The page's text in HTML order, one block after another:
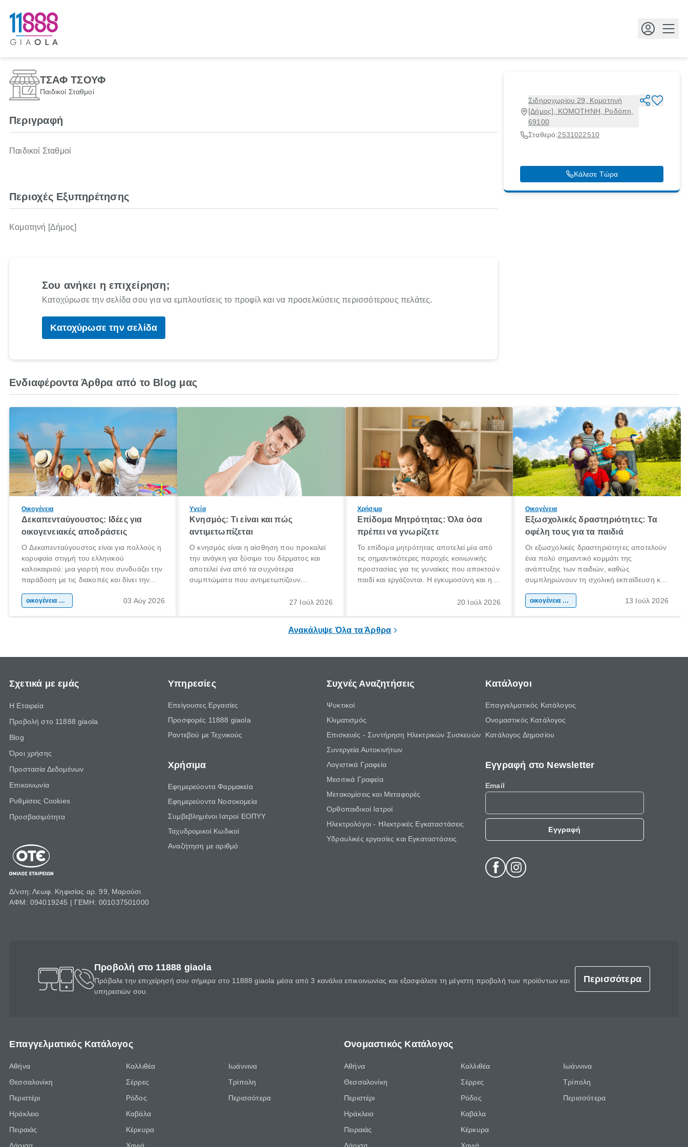
ΤΣΑΦ ΤΣΟΥΦ
Παιδικοί Σταθμοί
Σιδηροχωρίου 29, Κομοτηνή
[Δήμος], ΚΟΜΟΤΗΝΗ, Ροδόπη,
69100
Σταθερό:2531022510
Κάλεσε Τώρα
Περιγραφή
Παιδικοί Σταθμοί
Περιοχές Εξυπηρέτησης
Κομοτηνή [Δήμος]
Σου ανήκει η επιχείρηση;
Κατοχύρωσε την σελίδα σου για να εμπλουτίσεις το προφίλ και να προσελκύσεις περισσότερους πελάτες.
Κατοχύρωσε την σελίδα
Ενδιαφέροντα Άρθρα από το Blog μας
Οικογένεια
Δεκαπενταύγουστος: Ιδέες για
οικογενειακές αποδράσεις
Ο Δεκαπενταύγουστος είναι για πολλούς η
κορυφαία στιγμή του ελληνικού
καλοκαιριού: μια γιορτή που συνδυάζει την
παράδοση με τις διακοπές και δίνει την
χώρας. Είτε πρόκειται για λίγες μέρες
οικογένεια & παιδί 03 Αύγ 2026
Υγεία
Κνησμός: Τι είναι και πώς
αντιμετωπίζεται
Ο κνησμός είναι η αίσθηση που προκαλεί
την ανάγκη για ξύσιμο του δέρματος και
αποτελεί ένα από τα συχνότερα
συμπτώματα που αντιμετωπίζουν
πληροφορίες για το «κνησμός τι είναι»,
27 Ιούλ 2026
Χρήσιμα
Επίδομα Μητρότητας: Όλα όσα
πρέπει να γνωρίζετε
Το επίδομα μητρότητας αποτελεί μία από
τις σημαντικότερες παροχές κοινωνικής
προστασίας για τις γυναίκες που αποκτούν
παιδί και εργάζονται. Η εγκυμοσύνη και η
σημαντική περίοδος στη ζωή κάθε20 Ιούλ 2026
Οικογένεια
Εξωσχολικές δραστηριότητες: Τα
οφέλη τους για τα παιδιά
Οι εξωσχολικές δραστηριότητες αποτελούν
ένα πολύ σημαντικό κομμάτι της
ανάπτυξης των παιδιών, καθώς
συμπληρώνουν τη σχολική εκπαίδευση και
της προσωπικότητας, της κοινωνικότητας
οικογένεια & παιδί 13 Ιούλ 2026
Ανακάλυψε Όλα τα Άρθρα
Σχετικά με εμάς
Η Εταιρεία
Προβολή στο 11888 giaola
Blog
Όροι χρήσης
Προστασία Δεδομένων
Επικοινωνία
Ρυθμίσεις Cookies
Προσβασιμότητα
Δ/νση: Λεωφ. Κηφισίας αρ. 99, Μαρούσι
ΑΦΜ: 094019245 | ΓΕΜΗ: 001037501000
Υπηρεσίες
Επείγουσες Εργασίες
Προσφορές 11888 giaola
Ραντεβού με Τεχνικούς
Χρήσιμα
Εφημερεύοντα Φαρμακεία
Εφημερεύοντα Νοσοκομεία
Συμβεβλημένοι Ιατροί ΕΟΠΥΥ
Ταχυδρομικοί Κωδικοί
Αναζήτηση με αριθμό
Συχνές Αναζητήσεις
Ψυκτικοί
Κλιματισμός
Επισκευές - Συντήρηση Ηλεκτρικών Συσκευών
Συνεργεία Αυτοκινήτων
Λογιστικά Γραφεία
Μεσιτικά Γραφεία
Μετακομίσεις και Μεταφορές
Ορθοπαιδικοί Ιατροί
Ηλεκτρολόγοι - Ηλεκτρικές Εγκαταστάσεις
Υδραυλικές εργασίες και Εγκαταστάσεις
Κατάλογοι
Επαγγελματικός Κατάλογος
Ονομαστικός Κατάλογος
Κατάλογος Δημοσίου
Εγγραφή στο Newsletter
Email
Εγγραφή
Προβολή στο 11888 giaola
Πρόβαλε την επιχείρησή σου σήμερα στο 11888 giaola μέσα από 3 κανάλια επικοινωνίας και εξασφάλισε τη μέγιστη προβολή των προϊόντων και
υπηρεσιών σου.
Περισσότερα
Επαγγελματικός Κατάλογος
Αθήνα
Θεσσαλονίκη
Περιστέρι
Ηράκλειο
Πειραιάς
Καλλιθέα
Σέρρες
Ρόδος
Καβάλα
Κέρκυρα
Ιωάννινα
Τρίπολη
Περισσότερα
Ονομαστικός Κατάλογος
Αθήνα
Θεσσαλονίκη
Περιστέρι
Ηράκλειο
Πειραιάς
Καλλιθέα
Σέρρες
Ρόδος
Καβάλα
Κέρκυρα
Ιωάννινα
Τρίπολη
Περισσότερα